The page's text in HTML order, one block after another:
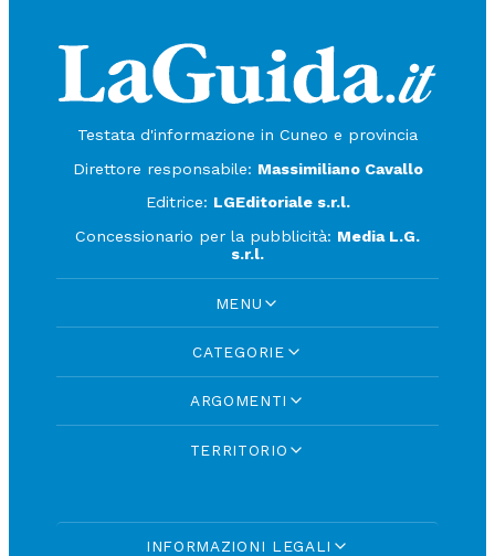
Testata d'informazione in Cuneo e provincia
Direttore responsabile: Massimiliano Cavallo
Editrice: LGEditoriale s.r.l.
Concessionario per la pubblicità: Media L.G.
s.r.l.
MENU
CATEGORIE
ARGOMENTI
TERRITORIO
INFORMAZIONI LEGALI